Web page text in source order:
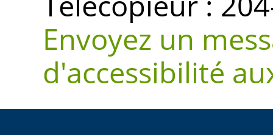
Envoyez un
d'accessibilité